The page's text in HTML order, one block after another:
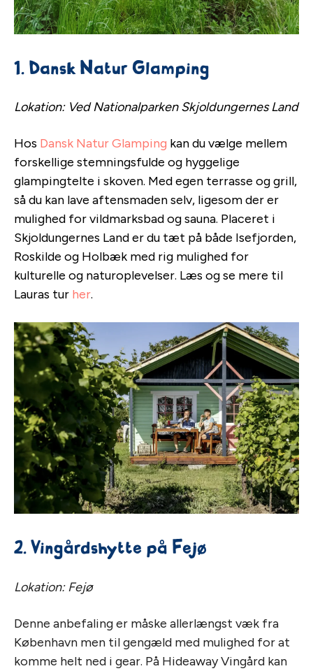
1. Dansk Natur Glamping
Lokation: Ved Nationalparken Skjoldungernes Land
Hos Dansk Natur Glamping kan du vælge mellem
forskellige stemningsfulde og hyggelige
glampingtelte i skoven. Med egen terrasse og grill,
så du kan lave aftensmaden selv, ligesom der er
mulighed for vildmarksbad og sauna. Placeret i
Skjoldungernes Land er du tæt på både Isefjorden,
Roskilde og Holbæk med rig mulighed for
kulturelle og naturoplevelser. Læs og se mere til
Lauras tur her.
2. Vingårdshytte på Fejø
Lokation: Fejø
Denne anbefaling er måske allerlængst væk fra
København men til gengæld med mulighed for at
komme helt ned i gear. På Hideaway Vingård kan